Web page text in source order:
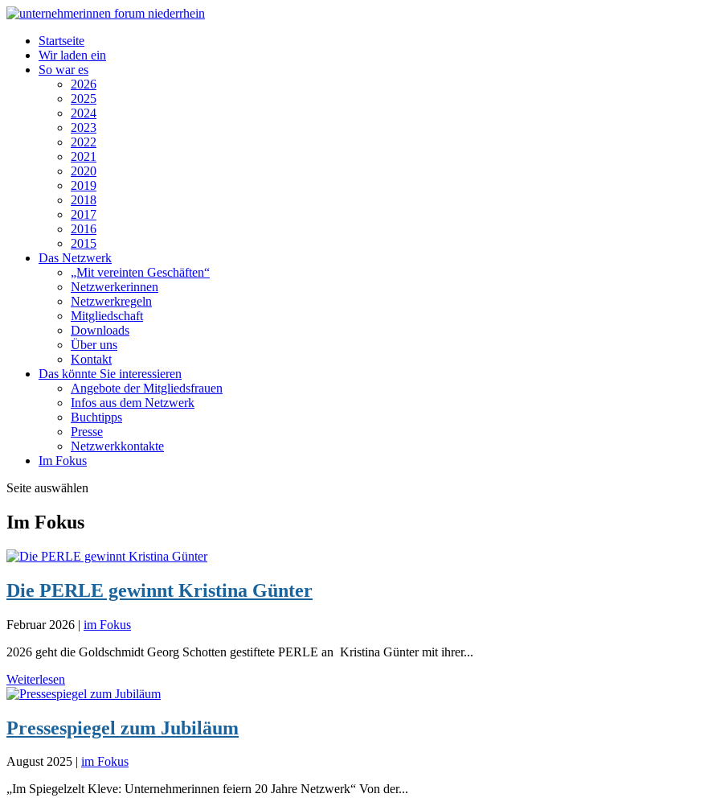
Startseite
Wir laden ein
So war es
2026
2025
2024
2023
2022
2021
2020
2019
2018
2017
2016
2015
Das Netzwerk
„Mit vereinten Geschäften“
Netzwerkerinnen
Netzwerkregeln
Mitgliedschaft
Downloads
Über uns
Kontakt
Das könnte Sie interessieren
Angebote der Mitgliedsfrauen
Infos aus dem Netzwerk
Buchtipps
Presse
Netzwerkkontakte
Im Fokus
Seite auswählen
Im Fokus
Die PERLE gewinnt Kristina Günter
Februar 2026 | im Fokus
2026 geht die Goldschmidt Georg Schotten gestiftete PERLE an Kristina Günter mit ihrer...
Weiterlesen
Pressespiegel zum Jubiläum
August 2025 | im Fokus
„Im Spiegelzelt Kleve: Unternehmerinnen feiern 20 Jahre Netzwerk“ Von der...